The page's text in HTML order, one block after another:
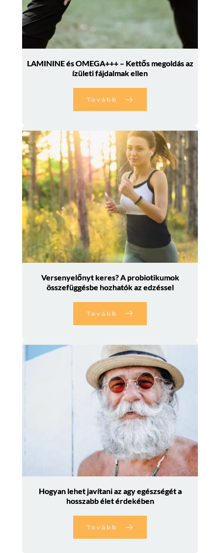
LAMININE és OMEGA+++ – Kettős megoldás az
ízületi fájdalmak ellen
Tovább
Versenyelőnyt keres? A probiotikumok
összefüggésbe hozhatók az edzéssel
Tovább
Hogyan lehet javítani az agy egészségét a
hosszabb élet érdekében
Tovább